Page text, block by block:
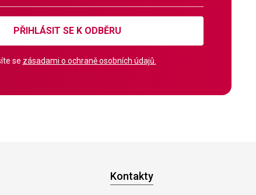
PŘIHLÁSIT SE K ODBĚRU
se zásadami o ochraně osobních údajů.
Kontakty